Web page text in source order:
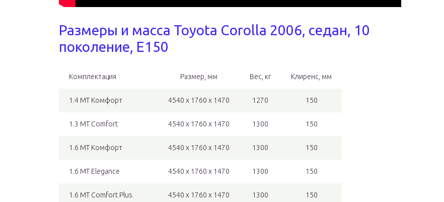
Размеры и масса Toyota Corolla 2006, седан, 10
поколение, E150
Комплектация Размер, мм Вес, кг Клиренс, мм
1.4 MT Комфорт 4540 x 1760 x 1470 1270 150
1.3 MT Comfort 4540 x 1760 x 1470 1300 150
1.6 MT Комфорт 4540 x 1760 x 1470 1300 150
1.6 МТ Elegance 4540 x 1760 x 1470 1300 150
1.6 MT Comfort Plus 4540 x 1760 x 1470 1300 150